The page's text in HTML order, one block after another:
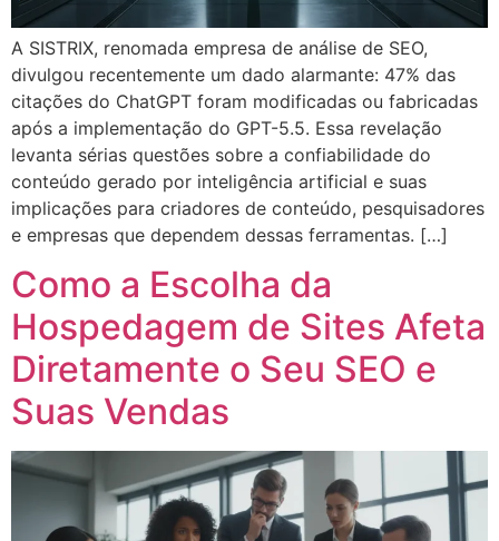
A SISTRIX, renomada empresa de análise de SEO,
divulgou recentemente um dado alarmante: 47% das
citações do ChatGPT foram modificadas ou fabricadas
após a implementação do GPT-5.5. Essa revelação
levanta sérias questões sobre a confiabilidade do
conteúdo gerado por inteligência artificial e suas
implicações para criadores de conteúdo, pesquisadores
e empresas que dependem dessas ferramentas. […]
Como a Escolha da
Hospedagem de Sites Afeta
Diretamente o Seu SEO e
Suas Vendas